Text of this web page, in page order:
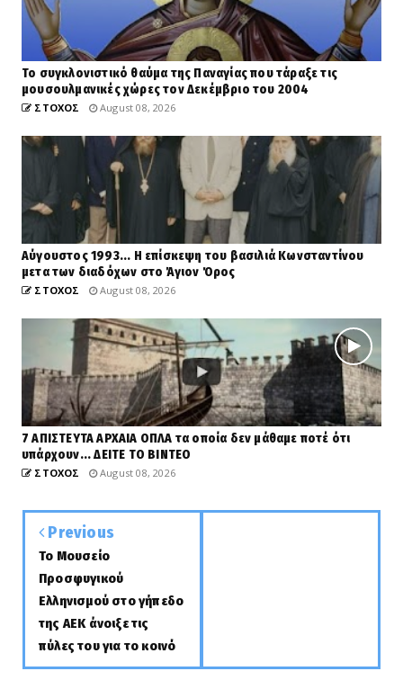
Το συγκλονιστικό θαύμα της Παναγίας που τάραξε τις
μουσουλμανικές χώρες τον Δεκέμβριο του 2004
ΣΤΟΧΟΣ August 08, 2026
Αύγουστος 1993... Η επίσκεψη του βασιλιά Κωνσταντίνου
μετα των διαδόχων στο Άγιον Όρος
ΣΤΟΧΟΣ August 08, 2026
7 ΑΠΙΣΤΕΥΤΑ ΑΡΧΑΙΑ ΟΠΛΑ τα οποία δεν μάθαμε ποτέ ότι
υπάρχουν... ΔΕΙΤΕ ΤΟ ΒΙΝΤΕΟ
ΣΤΟΧΟΣ August 08, 2026
Previous
Το Μουσείο
Προσφυγικού
Ελληνισμού στο γήπεδο
της ΑΕΚ άνοιξε τις
πύλες του για το κοινό